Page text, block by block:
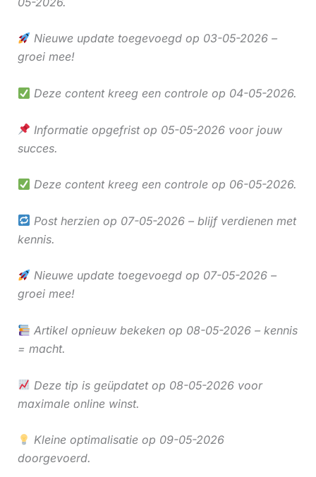
Nieuwe update toegevoegd op 03-05-2026 –
groei mee!
Deze content kreeg een controle op 04-05-2026.
Informatie opgefrist op 05-05-2026 voor jouw
succes.
Deze content kreeg een controle op 06-05-2026.
Post herzien op 07-05-2026 – blijf verdienen met
kennis.
Nieuwe update toegevoegd op 07-05-2026 –
groei mee!
Artikel opnieuw bekeken op 08-05-2026 – kennis
= macht.
Deze tip is geüpdatet op 08-05-2026 voor
maximale online winst.
Kleine optimalisatie op 09-05-2026
doorgevoerd.